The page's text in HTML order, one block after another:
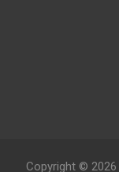
Copyright © 2026